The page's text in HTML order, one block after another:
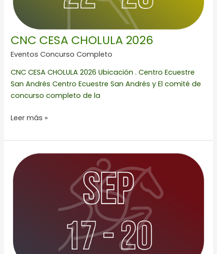
CNC CESA CHOLULA 2026
Eventos Concurso Completo
CNC CESA CHOLULA 2026 Ubicación . Centro Ecuestre
San Andrés Centro Ecuestre San Andrés y El comité de
concurso completo de la
Leer más »
FECHA
FEEQ
2026